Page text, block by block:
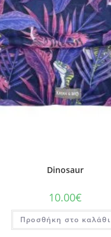
Dinosaur
10.00€
Προσθήκη στο καλάθι